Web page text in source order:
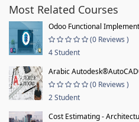
Most Related Courses
Odoo Functional
(0 Reviews )
4 Student
Arabic
(0 Reviews )
2 Student
Cost Estimating -